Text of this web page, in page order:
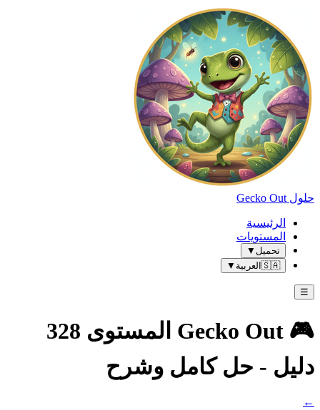
حلول Gecko Out
الرئيسية
المستويات
تحميل ▼
🇸🇦 العربية ▼
☰
🎮 Gecko Out المستوى 328
دليل - حل كامل وشرح
←